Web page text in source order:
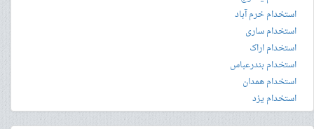
استخدام خرم آباد
استخدام ساری
استخدام اراک
استخدام بندرعباس
استخدام همدان
استخدام یزد